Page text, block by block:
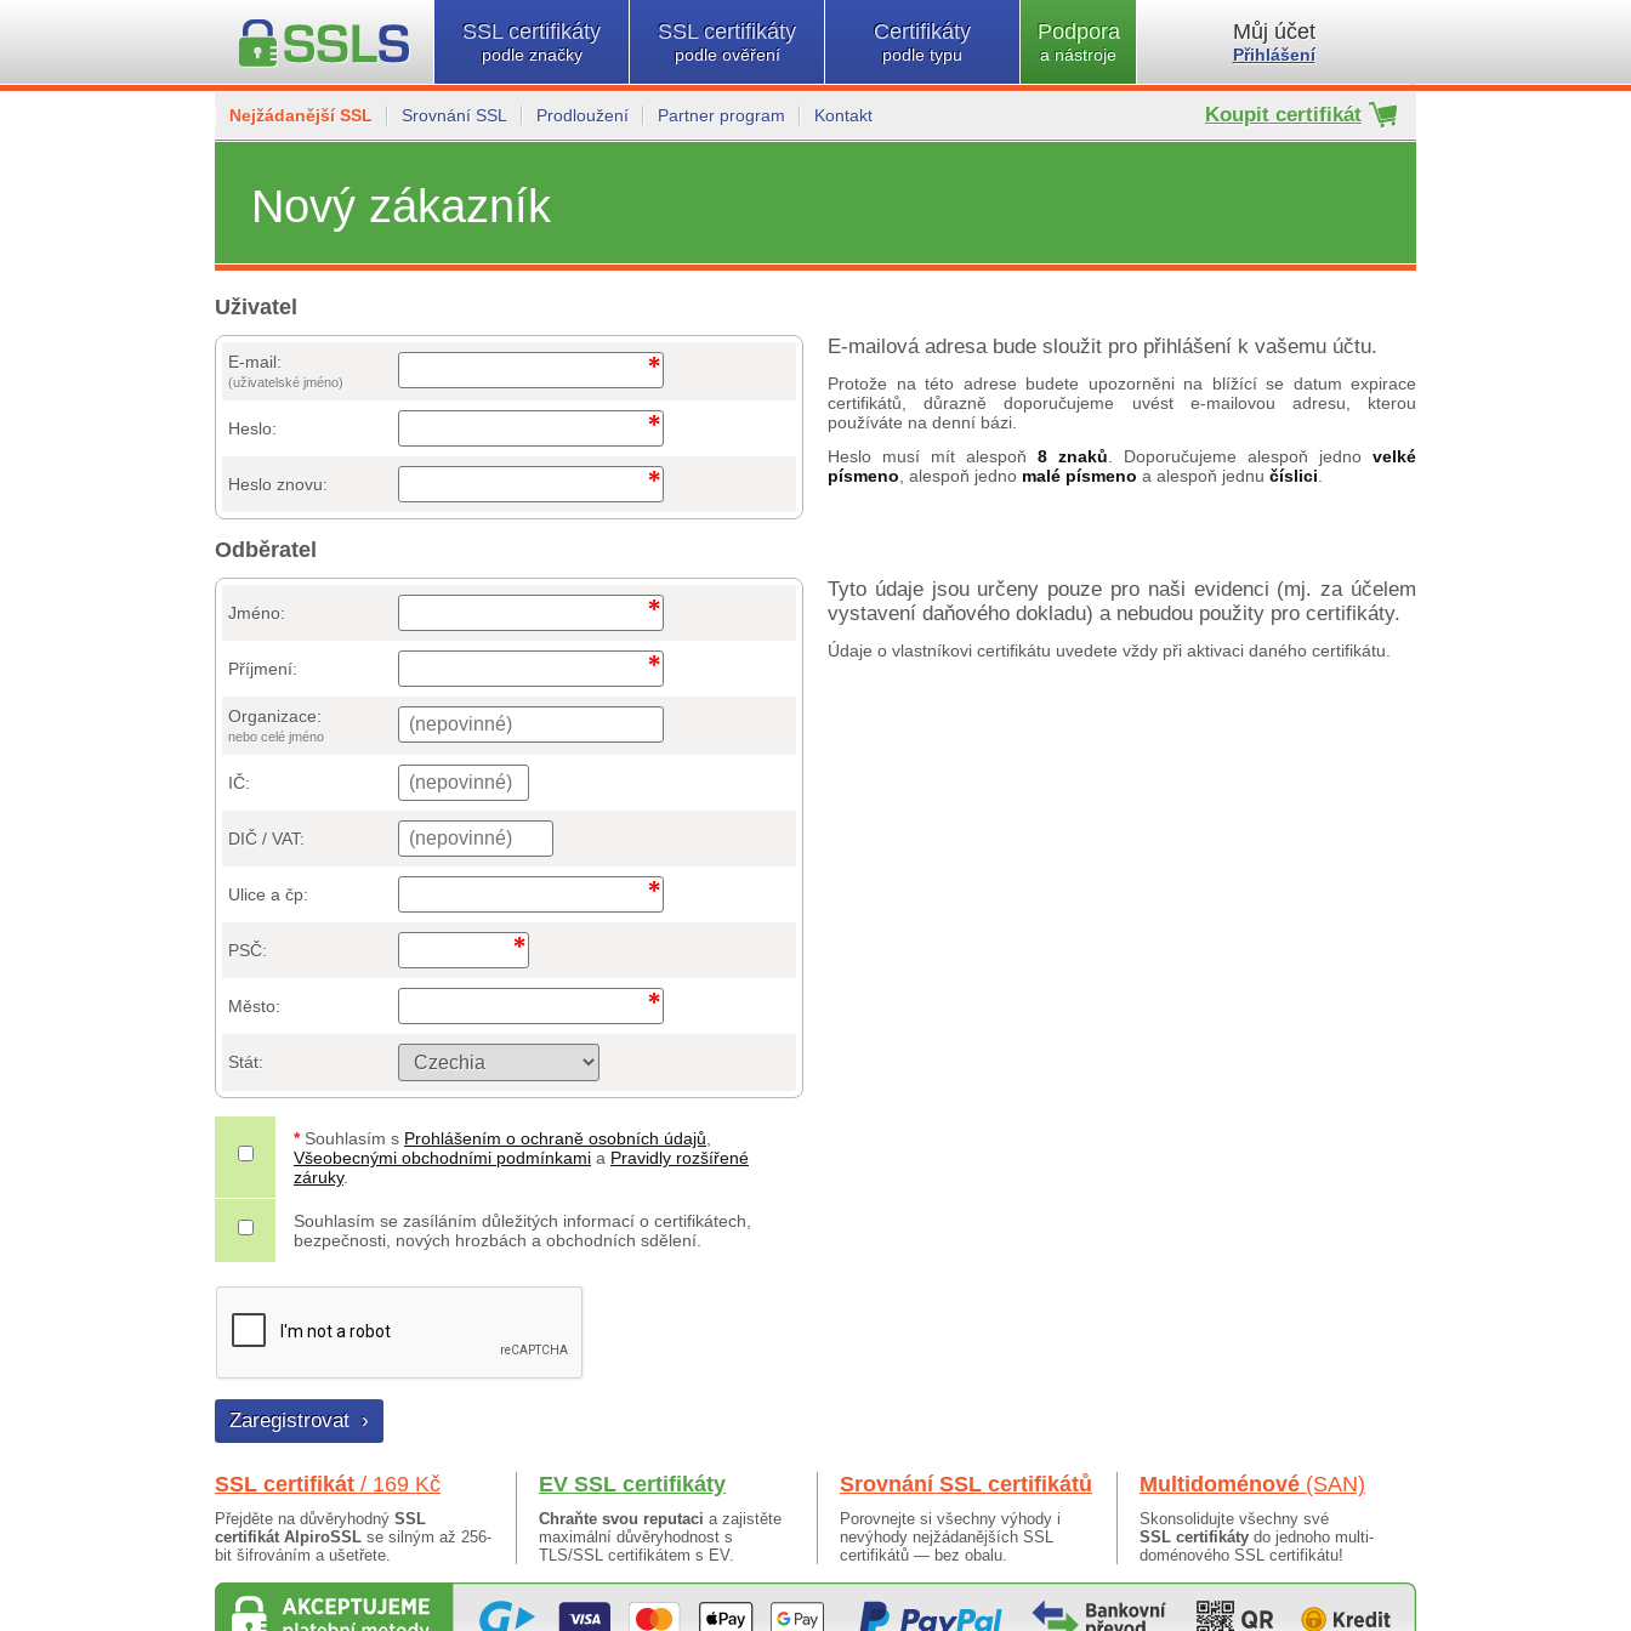
SSL certifikáty
podle značky
SSL certifikáty
podle ověření
Certifikáty
podle typu
Podpora
a nástroje
Můj účet
Přihlášení
Nejžádanější SSL Srovnání SSL Prodloužení Partner program Kontakt Koupit certifikát
Nový zákazník
Uživatel
E-mail:
(uživatelské jméno)
Heslo:
Heslo znovu:
E-mailová adresa bude sloužit pro přihlášení k vašemu účtu.
Protože na této adrese budete upozorněni na blížící se datum expirace
certifikátů, důrazně doporučujeme uvést e-mailovou adresu, kterou
používáte na denní bázi.
Heslo musí mít alespoň 8 znaků . Doporučujeme alespoň jedno velké
písmeno , alespoň jedno malé písmeno a alespoň jednu číslici
Odběratel
Jméno:
Příjmení:
Organizace:
nebo celé jméno
IČ:
DIČ / VAT:
Ulice a čp:
PSČ:
Město:
Stát:
* Souhlasím s Prohlášením o ochraně osobních údajů
Všeobecnými obchodními podmínkami a Pravidly rozšířené
záruky.
Souhlasím se zasíláním důležitých informací o certifikátech,
bezpečnosti, nových hrozbách a obchodních sdělení.
Tyto údaje jsou určeny pouze pro naši evidenci (mj. za účelem
vystavení daňového dokladu) a nebudou použity pro certifikáty.
Údaje o vlastníkovi certifikátu uvedete vždy při aktivaci daného certifikátu.
SSL certifikát / 169 Kč
Přejděte na důvěryhodný SSL
certifikát AlpiroSSL se silným až 256-
bit šifrováním a ušetřete.
EV SSL certifikáty
Chraňte svou reputaci a zajistěte
maximální důvěryhodnost s
TLS/SSL certifikátem s EV.
Srovnání SSL certifikátů
Porovnejte si všechny výhody i
nevýhody nejžádanějších SSL
certifikátů — bez obalu.
Multidoménové (SAN)
Skonsolidujte všechny své
SSL certifikáty do jednoho multi-
doménového SSL certifikátu!